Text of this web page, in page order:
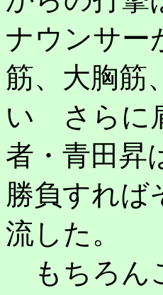
ナウンサー
筋、大胸筋
い さらに
者・青田昇
勝負すれば
流した。
もちろん